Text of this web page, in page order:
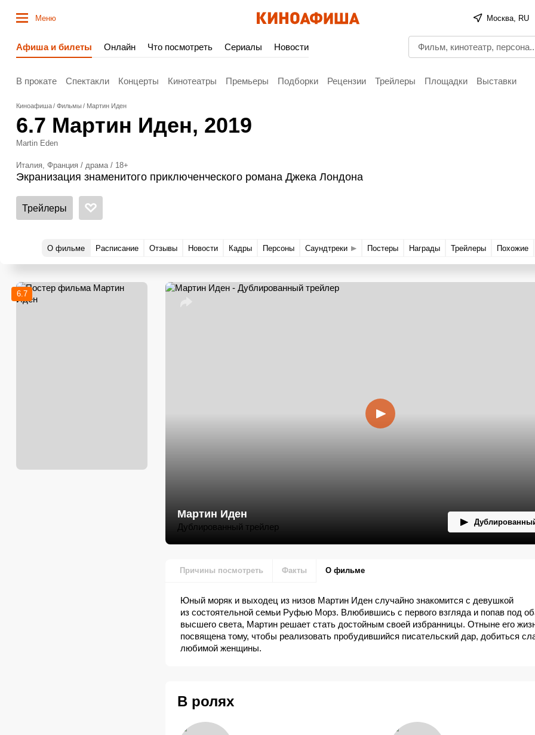
Меню Москва, RU
Афиша и билеты Онлайн Что посмотреть Сериалы Новости
В прокате Спектакли Концерты Кинотеатры Премьеры Подборки Рецензии Трейлеры Площадки Выставки
Киноафиша Фильмы Мартин Иден
6.7 Мартин Иден, 2019
Martin Eden
Италия, Франция / драма / 18+
Экранизация знаменитого приключенческого романа Джека Лондона
Трейлеры
О фильме Расписание Отзывы Новости Кадры Персоны Саундтреки Постеры Награды Трейлеры Похожие
6.7
Мартин Иден
Дублированный трейлер
Причины посмотреть Факты О фильме
Юный моряк и выходец из низов Мартин Иден случайно знакомится с девушкой
из состоятельной семьи Руфью Морз. Влюбившись с первого взгляда и попав под
высшего света, Мартин решает стать достойным своей избранницы. Отныне его
посвящена тому, чтобы реализовать пробудившийся писательский дар, добиться
любимой женщины.
В ролях